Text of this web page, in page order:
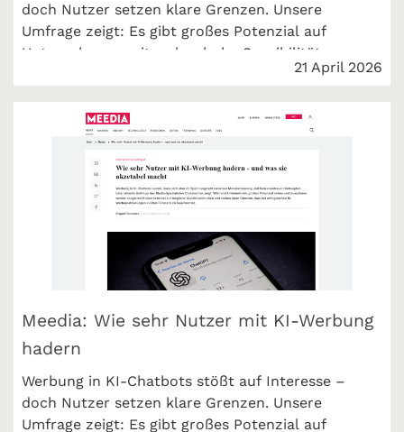
doch Nutzer setzen klare Grenzen. Unsere
Umfrage zeigt: Es gibt großes Potenzial auf
Unternehmensseite, aber hohe Sensibilität.
Entscheidend ist die richtige Umsetzung.
Ergebnisse.
21 April 2026
Meedia: Wie sehr Nutzer mit KI-Werbung
hadern
Werbung in KI-Chatbots stößt auf Interesse –
doch Nutzer setzen klare Grenzen. Unsere
Umfrage zeigt: Es gibt großes Potenzial auf